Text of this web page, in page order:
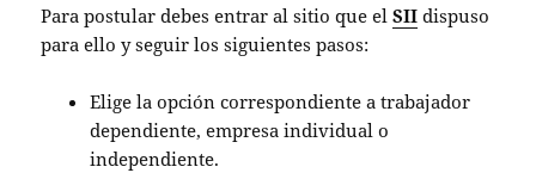
Para postular debes entrar al sitio que elSII dispuso
para ello y seguir los siguientes pasos:
Elige la opción correspondiente a trabajador
dependiente, empresa individual o
independiente.